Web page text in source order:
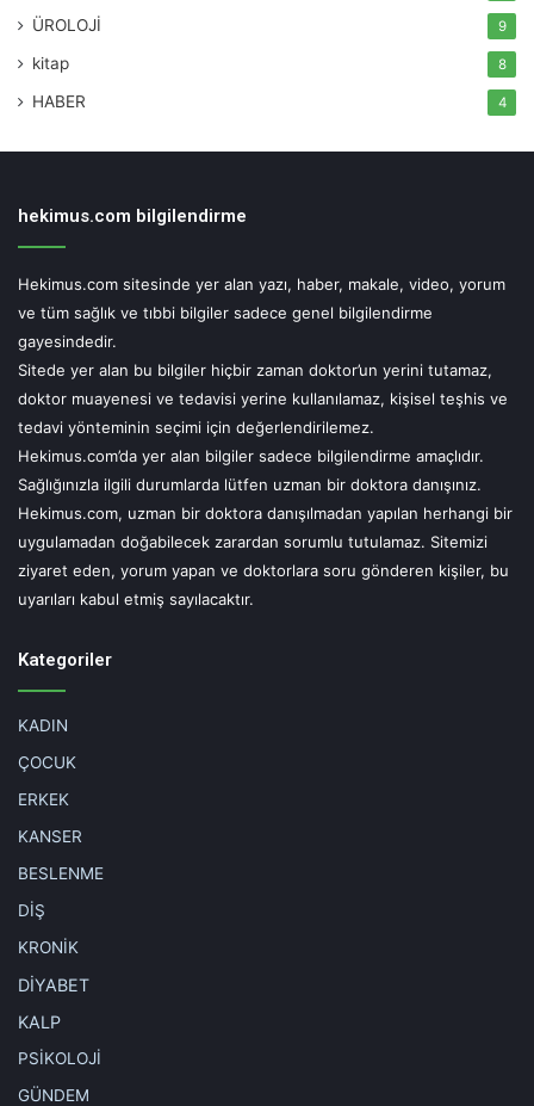
yüzey kaynaklı yansımayı azaltır. Camın sadece
Gözlük maliyeti, satın almada en önemli faktör
değildir.
olduğu anlamına gelmez. Gözlüğün %100 UV
engelleme özelliğini gösteren etikete sahip olması
gözlüğün fiyatından daha önemlidir. Fiyatı makul
gözlükler de bu özelliğe sahiptir.
Kalite standartlarını kontrol edin. Alacağınız güneş
gözlüğünün TSE, CE işareti gibi kalite standartlarına
sahip olmasına dikkat edin.
UYARI!
sağlık ve tıbbi bilgiler sadece genel bilgilendirme gayesindedir.
Sitede yer alan bu bilgiler hiçbir zaman doktor'un yerini tutamaz, doktor
muayenesi ve tedavisi yerine kullanılamaz, kişisel teşhis ve tedavi
yönteminin seçimi için değerlendirilemez.
Hekimus.com'da yer alan bilgiler sadece bilgilendirme amaçlıdır.
Sağlığınızla ilgili durumlarda lütfen uzman bir doktora danışınız.
uygulamadan doğabilecek zarardan sorumlu tutulamaz. Sitemizi ziyaret
etmiş sayılacaktır.
prof.dr. mustafa kemal arıcı
ÜROLOJİ 9
kitap 8
HABER 4
hekimus.com bilgilendirme
Hekimus.com sitesinde yer alan yazı, haber, makale, video, yorum
ve tüm sağlık ve tıbbi bilgiler sadece genel bilgilendirme
gayesindedir.
Sitede yer alan bu bilgiler hiçbir zaman doktor’un yerini tutamaz,
doktor muayenesi ve tedavisi yerine kullanılamaz, kişisel teşhis ve
tedavi yönteminin seçimi için değerlendirilemez.
Hekimus.com’da yer alan bilgiler sadece bilgilendirme amaçlıdır.
Sağlığınızla ilgili durumlarda lütfen uzman bir doktora danışınız.
Hekimus.com, uzman bir doktora danışılmadan yapılan herhangi bir
uygulamadan doğabilecek zarardan sorumlu tutulamaz. Sitemizi
ziyaret eden, yorum yapan ve doktorlara soru gönderen kişiler, bu
uyarıları kabul etmiş sayılacaktır.
Kategoriler
KADIN
ÇOCUK
ERKEK
KANSER
BESLENME
DİŞ
KRONİK
DİYABET
KALP
PSİKOLOJİ
GÜNDEM